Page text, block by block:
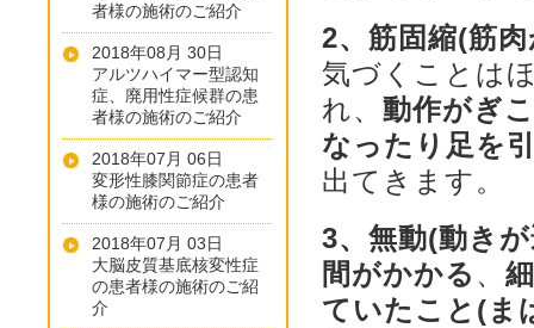
2、筋固縮(筋
気づくことは
れ、 動作がぎ
なったり足を
出てきます。
3、無動(動き
間がかかる 、
ていたこと(ま
者様の施術のご紹介
2018年08月 30日
アルツハイマー型認知
症、廃用性症候群の患
者様の施術のご紹介
2018年07月 06日
変形性膝関節症の患者
様の施術のご紹介
2018年07月 03日
大脳皮質基底核変性症
の患者様の施術のご紹
介